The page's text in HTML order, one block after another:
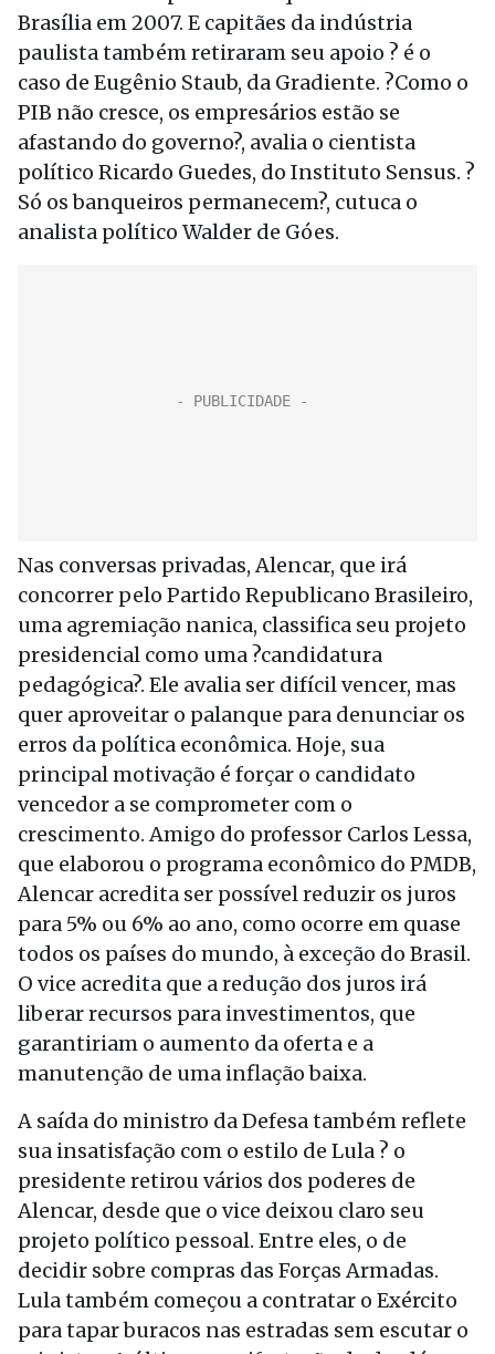
Brasília em 2007. E capitães da indústria
paulista também retiraram seu apoio ? é o
caso de Eugênio Staub, da Gradiente. ?Como o
PIB não cresce, os empresários estão se
afastando do governo?, avalia o cientista
político Ricardo Guedes, do Instituto Sensus. ?
Só os banqueiros permanecem?, cutuca o
analista político Walder de Góes.
Nas conversas privadas, Alencar, que irá
concorrer pelo Partido Republicano Brasileiro,
uma agremiação nanica, classifica seu projeto
presidencial como uma ?candidatura
pedagógica?. Ele avalia ser difícil vencer, mas
quer aproveitar o palanque para denunciar os
erros da política econômica. Hoje, sua
principal motivação é forçar o candidato
vencedor a se comprometer com o
crescimento. Amigo do professor Carlos Lessa,
que elaborou o programa econômico do PMDB,
Alencar acredita ser possível reduzir os juros
para 5% ou 6% ao ano, como ocorre em quase
todos os países do mundo, à exceção do Brasil.
O vice acredita que a redução dos juros irá
liberar recursos para investimentos, que
garantiriam o aumento da oferta e a
manutenção de uma inflação baixa.
A saída do ministro da Defesa também reflete
sua insatisfação com o estilo de Lula ? o
presidente retirou vários dos poderes de
Alencar, desde que o vice deixou claro seu
projeto político pessoal. Entre eles, o de
decidir sobre compras das Forças Armadas.
Lula também começou a contratar o Exército
para tapar buracos nas estradas sem escutar o